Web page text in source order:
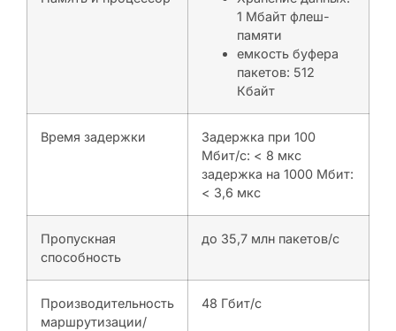
1 Мбайт флеш-
памяти
емкость буфера
пакетов: 512
Кбайт
Время задержки
Задержка при 100
Мбит/с: < 8 мкс
задержка на 1000 Мбит:
< 3,6 мкс
Пропускная
способность
до 35,7 млн пакетов/с
Производительность
маршрутизации/
48 Гбит/с